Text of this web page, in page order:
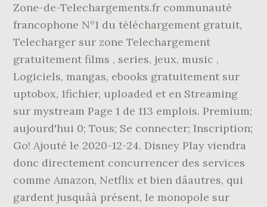
Zone-de-Telechargements.fr communauté
francophone N°1 du téléchargement gratuit,
Telecharger sur zone Telechargement
gratuitement films , series, jeux, music ,
Logiciels, mangas, ebooks gratuitement sur
uptobox, 1fichier, uploaded et en Streaming
sur mystream Page 1 de 113 emplois. Premium;
aujourd'hui 0; Tous; Se connecter; Inscription;
Go! Ajouté le 2020-12-24. Disney Play viendra
donc directement concurrencer des services
comme Amazon, Netflix et bien dâautres, qui
gardent jusquâà présent, le monopole sur